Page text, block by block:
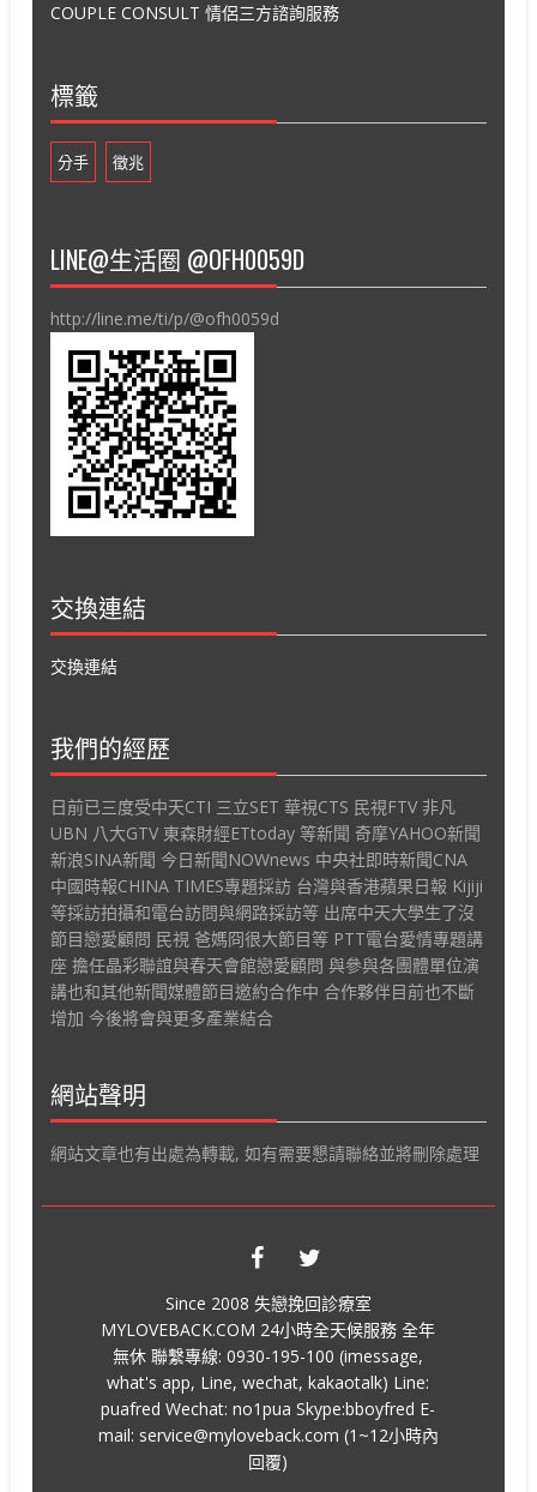
COUPLE CONSULT 情侶三方諮詢服務
標籤
分手 徵兆
LINE@生活圈 @OFH0059D
http://line.me/ti/p/@ofh0059d
交換連結
交換連結
我們的經歷
日前已三度受中天CTI 三立SET 華視CTS 民視FTV 非凡
UBN 八大GTV 東森財經ETtoday 等新聞 奇摩YAHOO新聞
新浪SINA新聞 今日新聞NOWnews 中央社即時新聞CNA
中國時報CHINA TIMES專題採訪 台灣與香港蘋果日報 Kijiji
等採訪拍攝和電台訪問與網路採訪等 出席中天大學生了沒
節目戀愛顧問 民視 爸媽冏很大節目等 PTT電台愛情專題講
座 擔任晶彩聯誼與春天會館戀愛顧問 與參與各團體單位演
講也和其他新聞媒體節目邀約合作中 合作夥伴目前也不斷
增加 今後將會與更多產業結合
網站聲明
網站文章也有出處為轉載, 如有需要懇請聯絡並將刪除處理
Since 2008 失戀挽回診療室
MYLOVEBACK.COM 24小時全天候服務 全年
無休 聯繫專線: 0930-195-100 (imessage,
what's app, Line, wechat, kakaotalk) Line:
puafred Wechat: no1pua Skype:bboyfred E-
mail: service@myloveback.com (1~12小時內
回覆)